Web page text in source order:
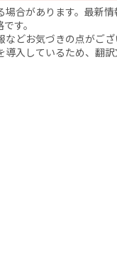
合があります。最新
す。
どお気づきの点がご
入しているため、翻